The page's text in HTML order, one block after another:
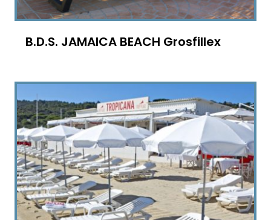
B.D.S. JAMAICA BEACH Grosfillex